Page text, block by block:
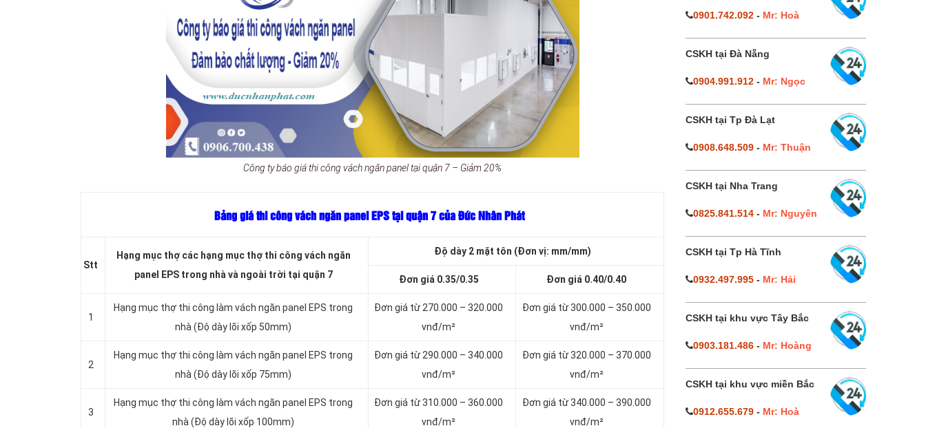
Công ty báo giá thi công vách ngăn panel tại quận 7 – Giảm 20%
Bảng giá thi công vách ngăn panel EPS tại quận 7 của Đức Nhân Phát
Stt
Hạng mục thợ các hạng mục thợ thi công vách ngăn
panel EPS trong nhà và ngoài trời tại quận 7
Độ dày 2 mặt tôn (Đơn vị: mm/mm)
Đơn giá 0.35/0.35 Đơn giá 0.40/0.40
1
Hạng mục thợ thi công làm vách ngăn panel EPS trong
nhà (Độ dày lõi xốp 50mm)
Đơn giá từ 270.000 – 320.000
vnđ/m²
Đơn giá từ 300.000 – 350.000
vnđ/m²
2
Hạng mục thợ thi công làm vách ngăn panel EPS trong
nhà (Độ dày lõi xốp 75mm)
Đơn giá từ 290.000 – 340.000
vnđ/m²
Đơn giá từ 320.000 – 370.000
vnđ/m²
3
Hạng mục thợ thi công làm vách ngăn panel EPS trong
nhà (Độ dày lõi xốp 100mm)
Đơn giá từ 310.000 – 360.000
vnđ/m²
Đơn giá từ 340.000 – 390.000
vnđ/m²
0901.742.092- Mr: Hoà
CSKH tại Đà Nẵng
0904.991.912- Mr: Ngọc
CSKH tại Tp Đà Lạt
0908.648.509- Mr: Thuận
CSKH tại Nha Trang
0825.841.514- Mr: Nguyên
CSKH tại Tp Hà Tĩnh
0932.497.995- Mr: Hải
CSKH tại khu vực Tây Bắc
0903.181.486- Mr: Hoàng
CSKH tại khu vực miền Bắc
0912.655.679- Mr: Hoà